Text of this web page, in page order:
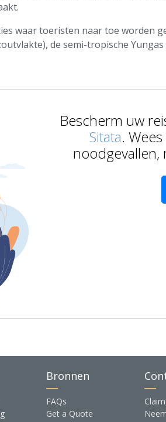
waar toeristen naar toe worden
de semi-tropische
Bescherm uw
Sitata.
noodgevallen,
Bronnen
FAQs
Get a Quote